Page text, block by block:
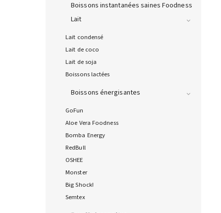
Boissons instantanées saines Foodness
Lait
Lait condensé
Lait de coco
Lait de soja
Boissons lactées
Boissons énergisantes
GoFun
Aloe Vera Foodness
Bomba Energy
RedBull
OSHEE
Monster
Big Shock!
Semtex